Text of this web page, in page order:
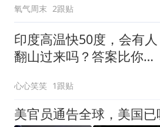
个年纪怕近视？
氧气周末 2跟贴
印度高温快50度，会有人
翻山过来吗？答案比你想
心心笑笑 1跟贴